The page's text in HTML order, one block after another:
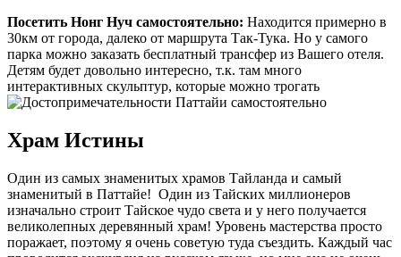
Посетить Нонг Нуч самостоятельно: Находится примерно в
30км от города, далеко от маршрута Так-Тука. Но у самого
парка можно заказать бесплатный трансфер из Вашего отеля.
Детям будет довольно интересно, т.к. там много
интерактивных скульптур, которые можно трогать
Храм Истины
Один из самых знаменитых храмов Тайланда и самый
знаменитый в Паттайе! Один из Тайских миллионеров
изначально строит Тайское чудо света и у него получается
великолепных деревянный храм! Уровень мастерства просто
поражает, поэтому я очень советую туда съездить. Каждый час